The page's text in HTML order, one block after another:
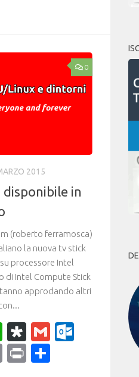
0
2015
disponibile in
(roberto ferramosca)
la nuova tv stick
processore Intel
di Intel Compute Stick
approdando altri
WhatsApp
Diaspora
Gmail
CopyPrint